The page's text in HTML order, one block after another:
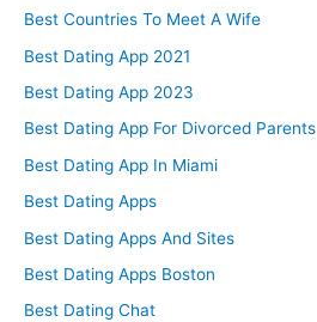
Best Countries To Meet A Wife
Best Dating App 2021
Best Dating App 2023
Best Dating App For Divorced Parents
Best Dating App In Miami
Best Dating Apps
Best Dating Apps And Sites
Best Dating Apps Boston
Best Dating Chat